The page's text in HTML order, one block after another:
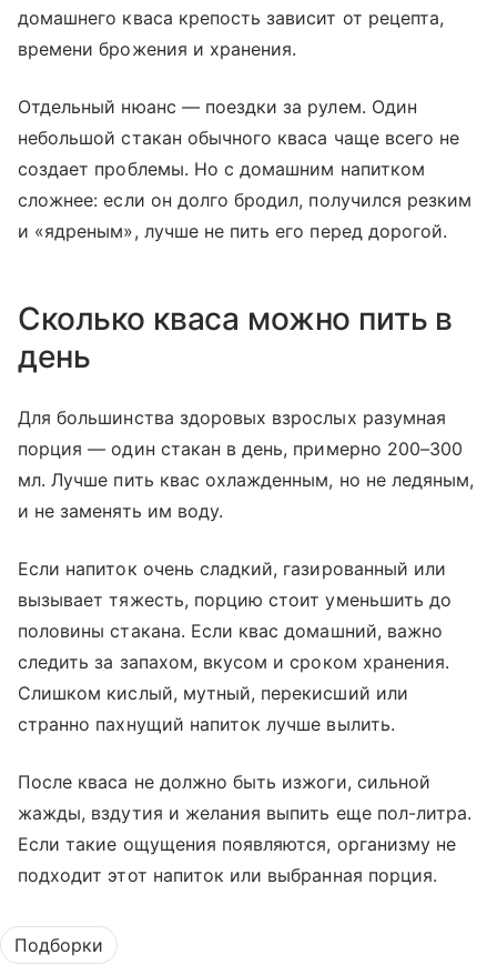
домашнего кваса крепость зависит от рецепта,
времени брожения и хранения.
Отдельный нюанс — поездки за рулем. Один
небольшой стакан обычного кваса чаще всего не
создает проблемы. Но с домашним напитком
сложнее: если он долго бродил, получился резким
и «ядреным», лучше не пить его перед дорогой.
Сколько кваса можно пить в
день
Для большинства здоровых взрослых разумная
порция — один стакан в день, примерно 200–300
мл. Лучше пить квас охлажденным, но не ледяным,
и не заменять им воду.
Если напиток очень сладкий, газированный или
вызывает тяжесть, порцию стоит уменьшить до
половины стакана. Если квас домашний, важно
следить за запахом, вкусом и сроком хранения.
Слишком кислый, мутный, перекисший или
странно пахнущий напиток лучше вылить.
После кваса не должно быть изжоги, сильной
жажды, вздутия и желания выпить еще пол-литра.
Если такие ощущения появляются, организму не
подходит этот напиток или выбранная порция.
Подборки